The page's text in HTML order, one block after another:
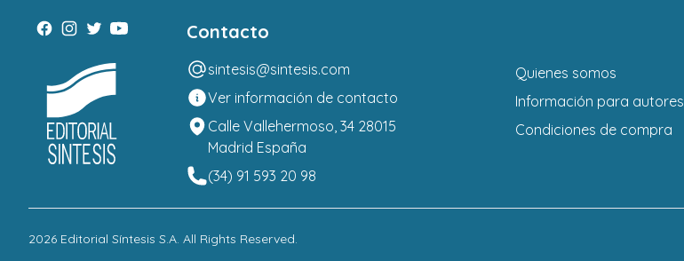
Contacto
sintesis@sintesis.com
Ver información de contacto
Calle Vallehermoso, 34 28015
Madrid España
(34) 91 593 20 98
Quienes somos
Información para autores
Condiciones de compra
2026 Editorial Síntesis S.A. All Rights Reserved.